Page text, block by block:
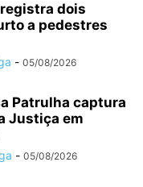
dois
a pedestres
- 05/08/2026
Patrulha captura
Justiça em
- 05/08/2026